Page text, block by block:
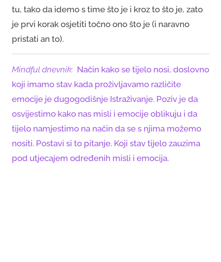
tu, tako da idemo s time što je i kroz to što je, zato
je prvi korak osjetiti točno ono što je (i naravno
pristati an to).
Mindful dnevnik: Način kako se tijelo nosi, doslovno
koji imamo stav kada proživljavamo različite
emocije je dugogodišnje Istraživanje. Poziv je da
osvijestimo kako nas misli i emocije oblikuju i da
tijelo namjestimo na način da se s njima možemo
nositi. Postavi si to pitanje. Koji stav tijelo zauzima
pod utjecajem određenih misli i emocija.